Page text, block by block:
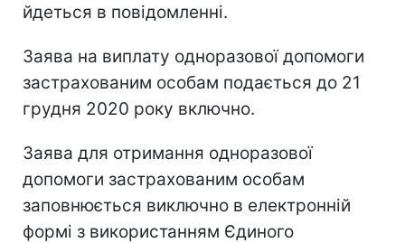
йдеться в повідомленні.
Заява на виплату одноразової допомоги
застрахованим особам подається до 21
грудня 2020 року включно.
Заява для отримання одноразової
допомоги застрахованим особам
заповнюється виключно в електронній
формі з використанням Єдиного